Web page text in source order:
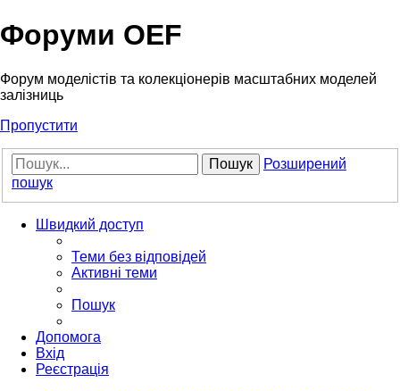
Форуми OEF
Форум моделістів та колекціонерів масштабних моделей
залізниць
Пропустити
Пошук
Розширений
пошук
Швидкий доступ
Теми без відповідей
Активні теми
Пошук
Допомога
Вхід
Реєстрація